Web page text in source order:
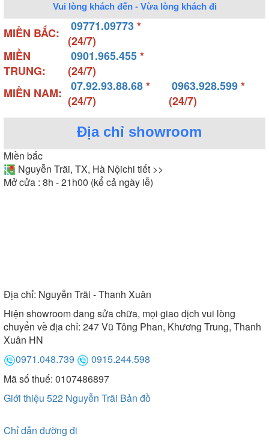
Vui lòng khách đến - Vừa lòng khách đi
MIỀN BẮC: 09771.09773*
(24/7)
MIỀN
TRUNG:
0901.965.455*
(24/7)
MIỀN NAM:
07.92.93.88.68*
(24/7)
0963.928.599*
(24/7)
Địa chỉ showroom
Miền bắc
Nguyễn Trãi, TX, Hà Nộichi tiết >>
Mở cửa : 8h - 21h00 (kể cả ngày lễ)
Địa chỉ: Nguyễn Trãi - Thanh Xuân
Hiện showroom đang sửa chữa, mọi giao dịch vui lòng
chuyển về địa chỉ: 247 Vũ Tông Phan, Khương Trung, Thanh
Xuân HN
0971.048.739
0915.244.598
Mã số thuế: 0107486897
Giới thiệu 522 Nguyễn Trãi Bản đồ
Chỉ dẫn đường đi